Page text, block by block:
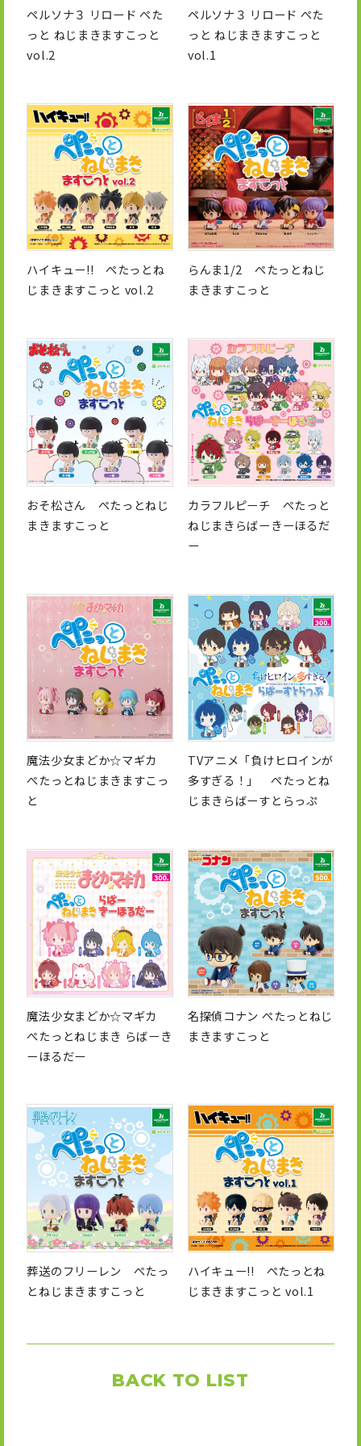
ペルソナ３ リロード ぺた
っと ねじまきますこっと
vol.2
ペルソナ３ リロード ぺた
っと ねじまきますこっと
vol.1
ハイキュー!! ぺたっとね
じまきますこっと vol.2
らんま1/2 ぺたっとねじ
まきますこっと
おそ松さん ぺたっとねじ
まきますこっと
カラフルピーチ ぺたっと
ねじまきらばーきーほるだ
ー
魔法少女まどか☆マギカ
ぺたっとねじまきますこっ
と
TVアニメ「負けヒロインが
多すぎる！」 ぺたっとね
じまきらばーすとらっぷ
魔法少女まどか☆マギカ
ぺたっとねじまき らばーき
ーほるだー
名探偵コナン ぺたっとねじ
まきますこっと
葬送のフリーレン ぺたっ
とねじまきますこっと
ハイキュー!! ぺたっとね
じまきますこっと vol.1
BACK TO LIST